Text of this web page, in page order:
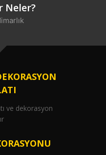
Neler?
ve dekorasyon